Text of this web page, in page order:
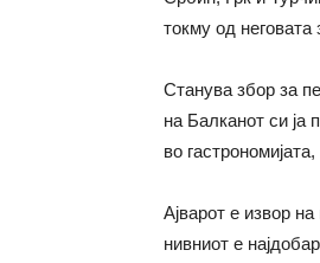
токму од неговата
Станува збор за
на Балканот си ја
во
Ајварот е извор
нивниот е